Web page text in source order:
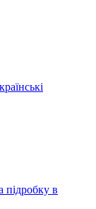
підробку в